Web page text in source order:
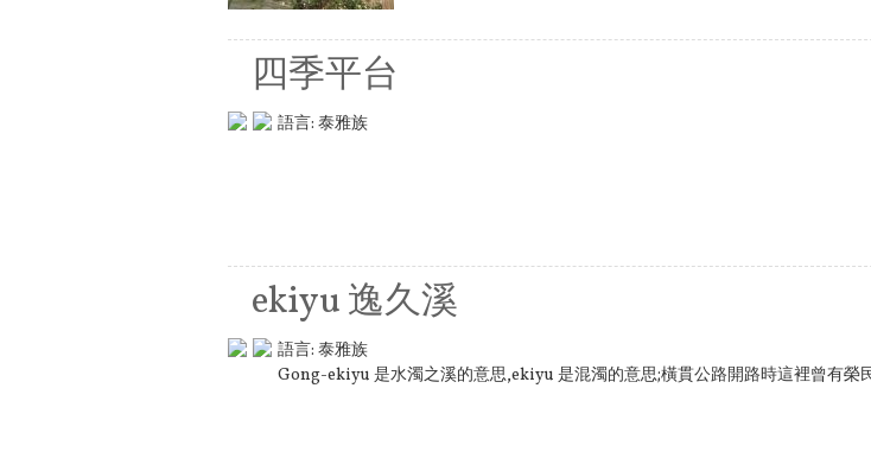
四季平台
語言: 泰雅族
ekiyu 逸久溪
語言: 泰雅族
Gong-ekiyu 是水濁之溪的意思,ekiyu 是混濁的意思;橫貫公路開路時這裡曾有榮